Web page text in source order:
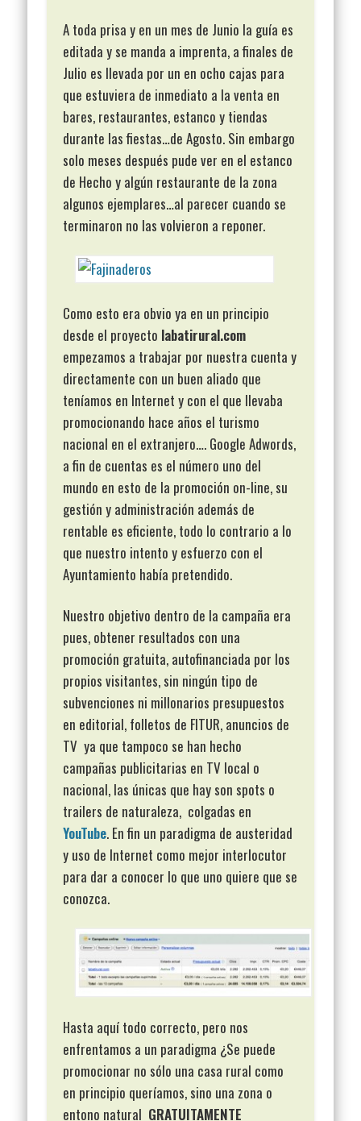
A toda prisa y en un mes de Junio la guía es
editada y se manda a imprenta, a finales de
Julio es llevada por un en ocho cajas para
que estuviera de inmediato a la venta en
bares, restaurantes, estanco y tiendas
durante las fiestas…de Agosto. Sin embargo
solo meses después pude ver en el estanco
de Hecho y algún restaurante de la zona
algunos ejemplares…al parecer cuando se
terminaron no las volvieron a reponer.
Como esto era obvio ya en un principio
desde el proyecto labatirural.com
empezamos a trabajar por nuestra cuenta y
directamente con un buen aliado que
teníamos en Internet y con el que llevaba
promocionando hace años el turismo
nacional en el extranjero…. Google Adwords,
a fin de cuentas es el número uno del
mundo en esto de la promoción on-line, su
gestión y administración además de
rentable es eficiente, todo lo contrario a lo
que nuestro intento y esfuerzo con el
Ayuntamiento había pretendido.
Nuestro objetivo dentro de la campaña era
pues, obtener resultados con una
promoción gratuita, autofinanciada por los
propios visitantes, sin ningún tipo de
subvenciones ni millonarios presupuestos
en editorial, folletos de FITUR, anuncios de
TV ya que tampoco se han hecho
campañas publicitarias en TV local o
nacional, las únicas que hay son spots o
trailers de naturaleza, colgadas en
YouTube. En fin un paradigma de austeridad
y uso de Internet como mejor interlocutor
para dar a conocer lo que uno quiere que se
conozca.
Hasta aquí todo correcto, pero nos
enfrentamos a un paradigma ¿Se puede
promocionar no sólo una casa rural como
en principio queríamos, sino una zona o
entono natural GRATUITAMENTE